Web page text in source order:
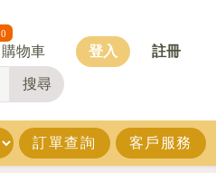
搜尋
0
購物車 登入 註冊
訂單查詢 客戶服務